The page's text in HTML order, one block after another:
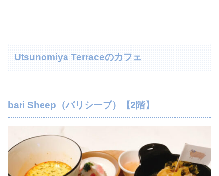
Utsunomiya Terraceのカフェ
bari Sheep（バリシープ）【2階】